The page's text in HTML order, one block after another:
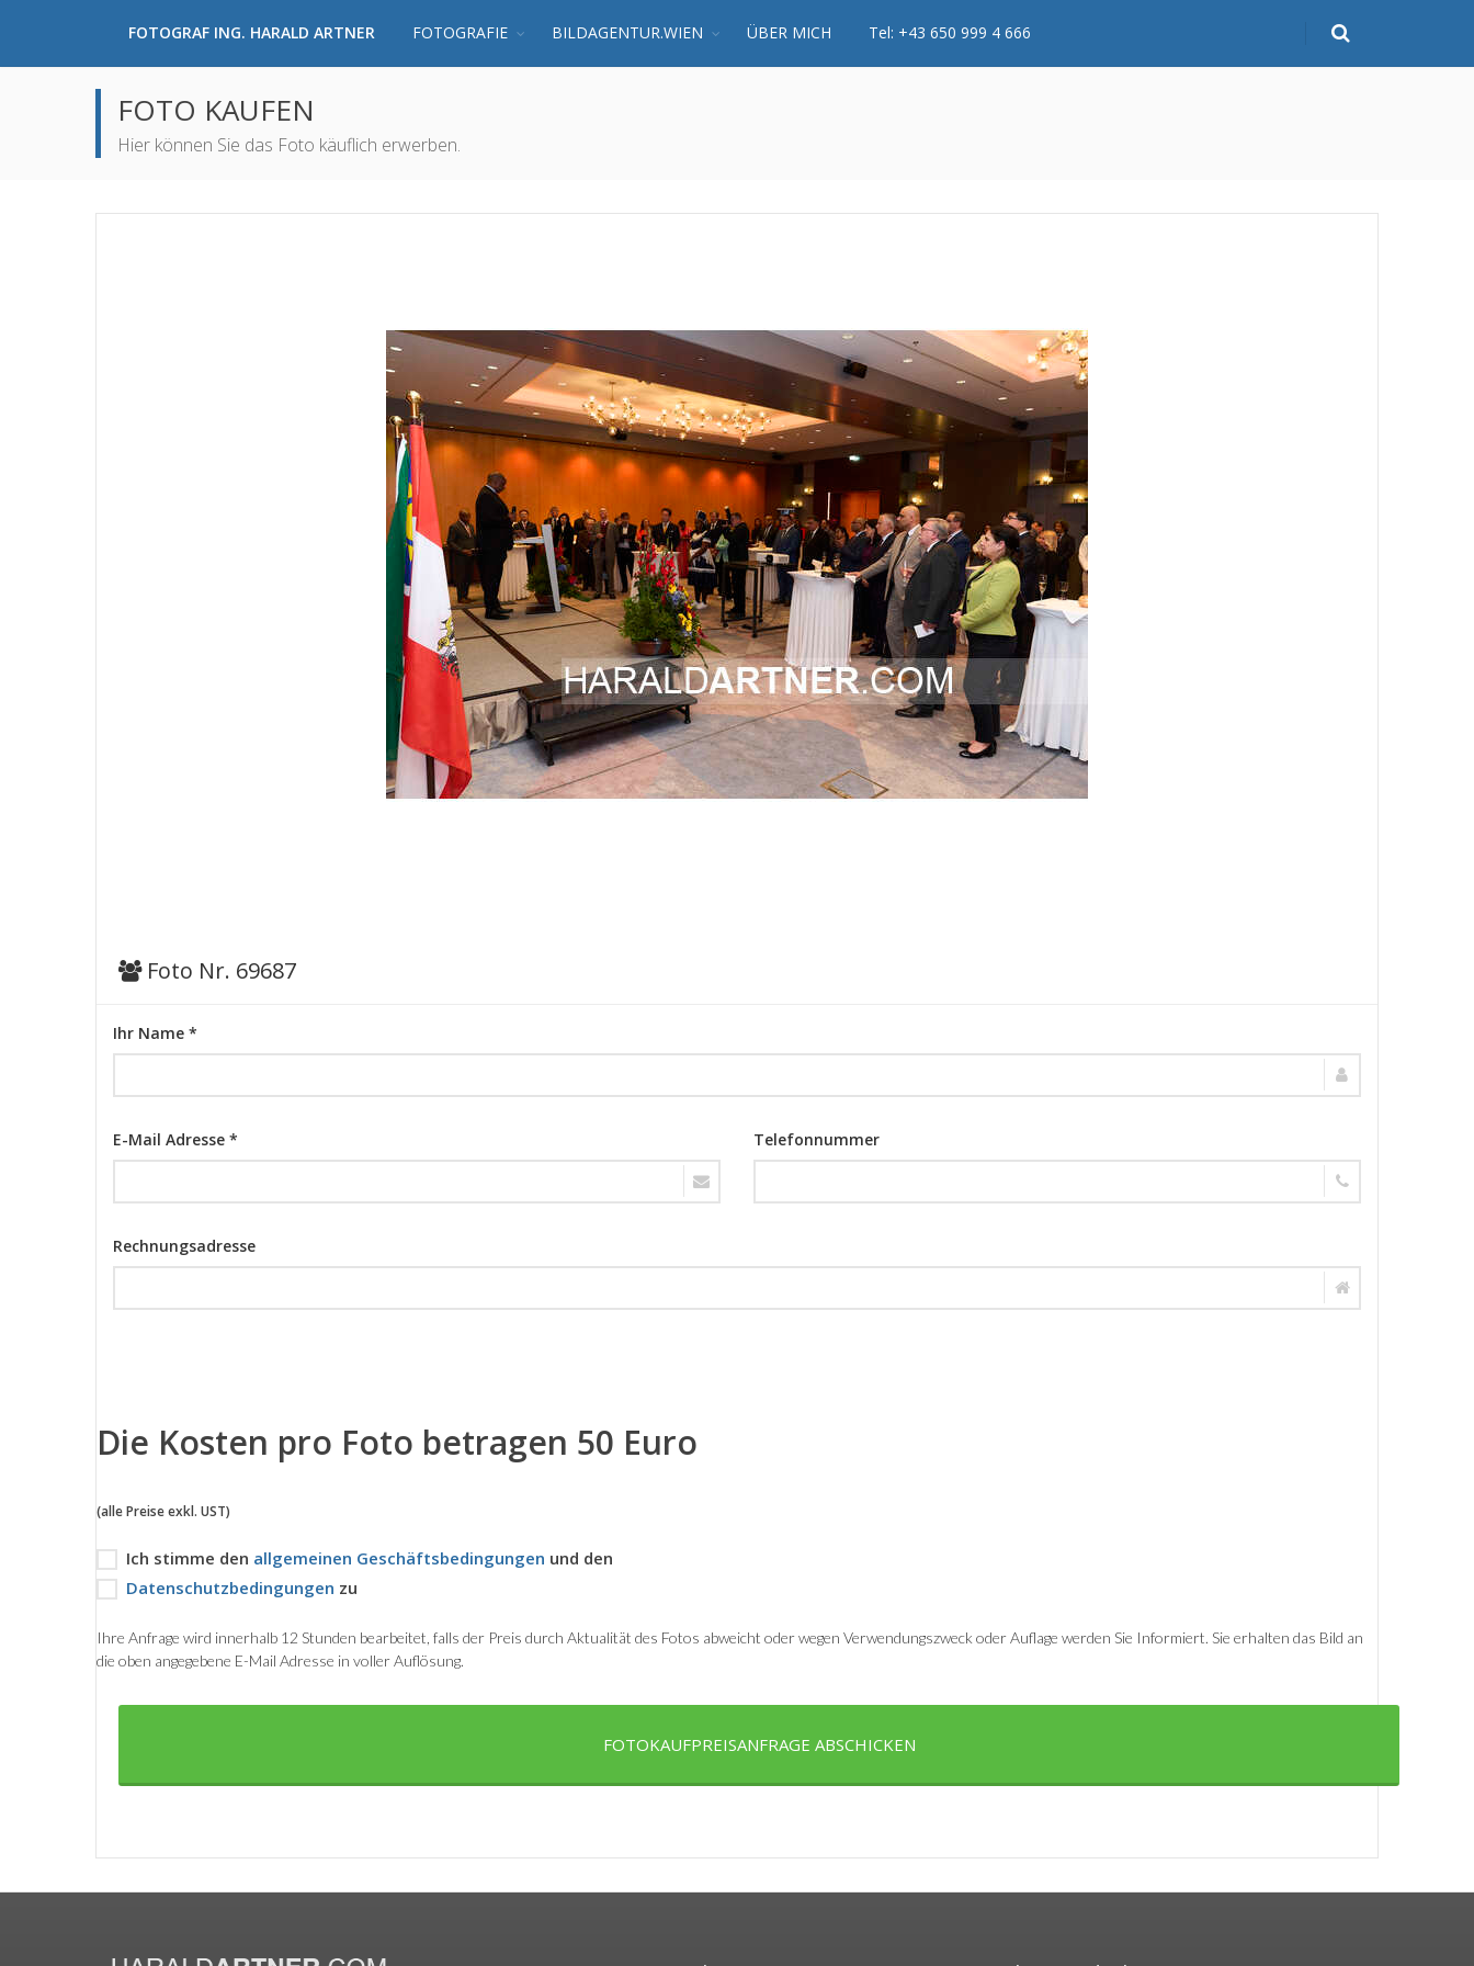
FOTOGRAF ING. HARALD ARTNER FOTOGRAFIE BILDAGENTUR.WIEN ÜBER MICH Tel: +43 650 999 4 666
FOTO KAUFEN
Hier können Sie das Foto käuflich erwerben.
Foto Nr. 69687
Ihr Name *
E-Mail Adresse * Telefonnummer
Rechnungsadresse
Die Kosten pro Foto betragen 50 Euro
(alle Preise exkl. UST)
Ich stimme den allgemeinen Geschäftsbedingungen und den
Datenschutzbedingungen zu
Ihre Anfrage wird innerhalb 12 Stunden bearbeitet, falls der Preis durch Aktualität des Fotos abweicht oder wegen Verwendungszweck oder Auflage werden Sie Informiert. Sie erhalten das Bild an
die oben angegebene E-Mail Adresse in voller Auflösung.
FOTOKAUFPREISANFRAGE ABSCHICKEN